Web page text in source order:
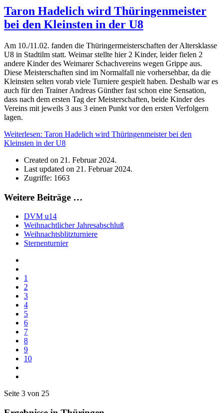
Taron Hadelich wird Thüringenmeister
bei den Kleinsten in der U8
Am 10./11.02. fanden die Thüringermeisterschaften der Altersklasse
U8 in Stadtilm statt. Weimar stellte hier 2 Kinder, leider fielen 2
andere Kinder des Weimarer Schachvereins wegen Grippe aus.
Diese Meisterschaften sind im Normalfall nie vorhersehbar, da die
Kleinsten selten vorab viele Turniere gespielt haben. Deshalb war es
auch für den Trainer Andreas Günther fast schon eine Sensation,
dass nach dem ersten Tag der Meisterschaften, beide Kinder des
Vereins mit jeweils 3 aus 3 einen Punkt vor den ersten Verfolgern
lagen.
Weiterlesen: Taron Hadelich wird Thüringenmeister bei den
Kleinsten in der U8
Created on 21. Februar 2024.
Last updated on 21. Februar 2024.
Zugriffe: 1663
Weitere Beiträge …
DVM u14
Weihnachtlicher Jahresabschluß
Weihnachtsblitzturniere
Sternenturnier
1
2
3
4
5
6
7
8
9
10
Seite 3 von 25